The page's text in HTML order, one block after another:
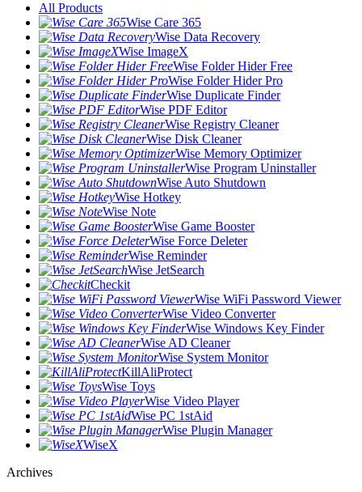
All Products
Wise Care 365
Wise Data Recovery
Wise ImageX
Wise Folder Hider Free
Wise Folder Hider Pro
Wise Duplicate Finder
Wise PDF Editor
Wise Registry Cleaner
Wise Disk Cleaner
Wise Memory Optimizer
Wise Program Uninstaller
Wise Auto Shutdown
Wise Hotkey
Wise Note
Wise Game Booster
Wise Force Deleter
Wise Reminder
Wise JetSearch
Checkit
Wise WiFi Password Viewer
Wise Video Converter
Wise Windows Key Finder
Wise AD Cleaner
Wise System Monitor
KillAliProtect
Wise Toys
Wise Video Player
Wise PC 1stAid
Wise Plugin Manager
WiseX
Archives